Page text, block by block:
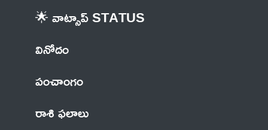
🌟 వాట్సాప్ STATUS
వినోదం
పంచాంగం
రాశి ఫలాలు